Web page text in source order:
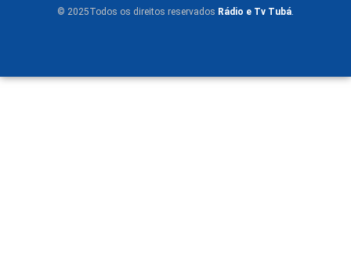
© 2025Todos os direitos reservados Rádio e Tv Tubá.